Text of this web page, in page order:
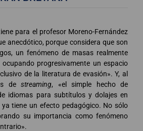
para el profesor Moreno-Fernández
anecdótico, porque considera que son
un fenómeno de masas realmente
progresivamente un espacio
de la literatura de evasión». Y, al
de streaming, «el simple hecho de
idiomas para subtítulos y dolajes en
tiene un efecto pedagógico. No sólo
su importancia como fenómeno